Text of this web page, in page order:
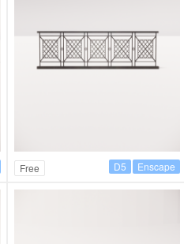
Free Enscape
D5